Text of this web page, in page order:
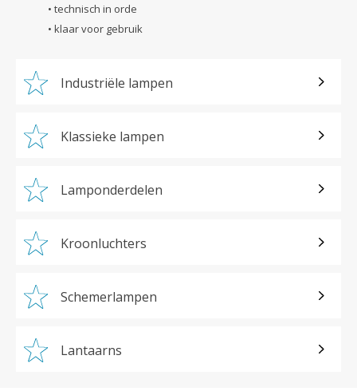
• technisch in orde
• klaar voor gebruik
Industriële lampen
Klassieke lampen
Lamponderdelen
Kroonluchters
Schemerlampen
Lantaarns